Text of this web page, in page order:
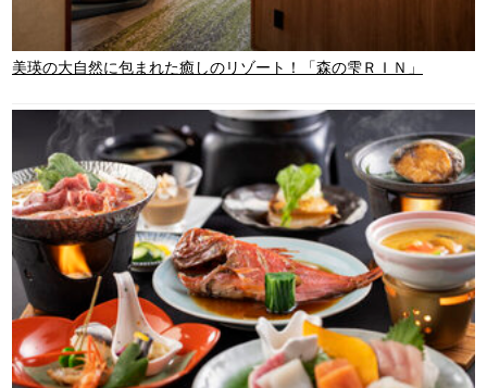
美瑛の大自然に包まれた癒しのリゾート！「森の雫ＲＩＮ」